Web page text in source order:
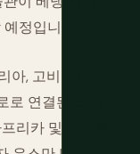
정입니다.
, 고비르)은 서
연결된 도시 상
리카 및 지중해